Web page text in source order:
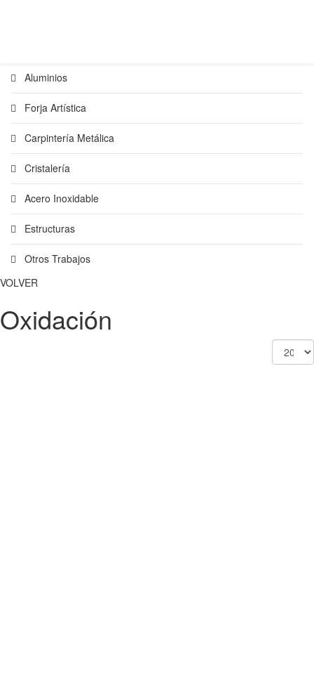
Aluminios
Forja Artística
Carpintería Metálica
Cristalería
Acero Inoxidable
Estructuras
Otros Trabajos
VOLVER
Oxidación